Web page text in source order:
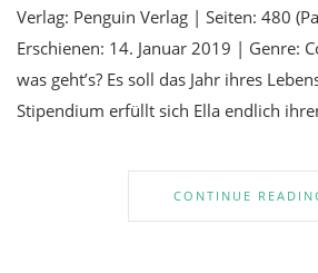
Verlag: Penguin Verlag | Seiten: 480
Erschienen: 14. Januar 2019 | Genre:
was geht’s? Es soll das Jahr ihres
Stipendium erfüllt sich Ella endlich
CONTINUE